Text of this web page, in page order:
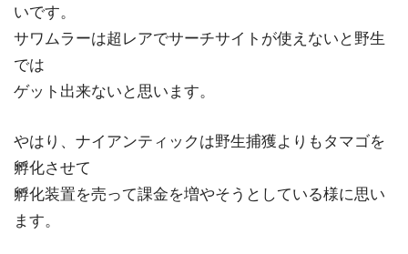
いです。
サワムラーは超レアでサーチサイトが使えないと野生
では
ゲット出来ないと思います。
やはり、ナイアンティックは野生捕獲よりもタマゴを
孵化させて
孵化装置を売って課金を増やそうとしている様に思い
ます。